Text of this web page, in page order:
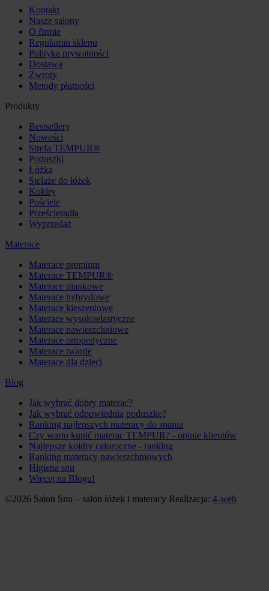
Kontakt
Nasze salony
O firmie
Regulamin sklepu
Polityka prywatności
Dostawa
Zwroty
Metody płatności
Produkty
Bestsellery
Nowości
Strefa TEMPUR®
Poduszki
Łóżka
Stelaże do łóżek
Kołdry
Pościele
Prześcieradła
Wyprzedaż
Materace
Materace premium
Materace TEMPUR®
Materace piankowe
Materace hybrydowe
Materace kieszeniowe
Materace wysokoelastyczne
Materace nawierzchniowe
Materace ortopedyczne
Materace twarde
Materace dla dzieci
Blog
Jak wybrać dobry materac?
Jak wybrać odpowiednią poduszkę?
Ranking najlepszych materacy do spania
Czy warto kupić materac TEMPUR? - opinie klientów
Najlepsze kołdry całoroczne - ranking
Ranking materacy nawierzchniowych
Higiena snu
Więcej na Blogu!
©2026 Salon Snu – salon łóżek i materacy Realizacja: 4-web